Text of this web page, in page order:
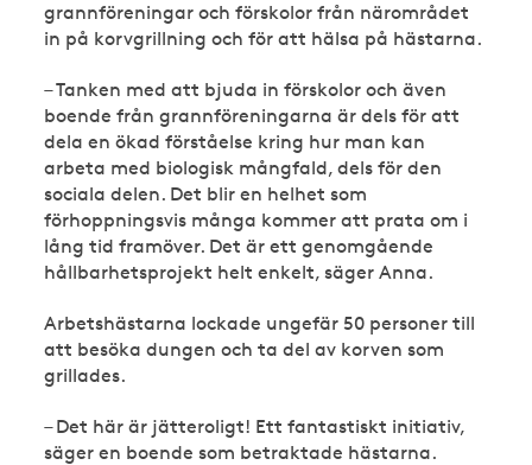
grannföreningar och förskolor från närområdet
in på korvgrillning och för att hälsa på hästarna.
– Tanken med att bjuda in förskolor och även
boende från grannföreningarna är dels för att
dela en ökad förståelse kring hur man kan
arbeta med biologisk mångfald, dels för den
sociala delen. Det blir en helhet som
förhoppningsvis många kommer att prata om i
lång tid framöver. Det är ett genomgående
hållbarhetsprojekt helt enkelt, säger Anna.
Arbetshästarna lockade ungefär 50 personer till
att besöka dungen och ta del av korven som
grillades.
– Det här är jätteroligt! Ett fantastiskt initiativ,
säger en boende som betraktade hästarna.